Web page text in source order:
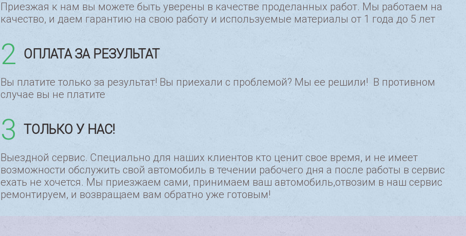
Приезжая к нам вы можете быть уверены в качестве проделанных работ. Мы работаем на
качество, и даем гарантию на свою работу и используемые материалы от 1 года до 5 лет
2 ОПЛАТА ЗА РЕЗУЛЬТАТ
Вы платите только за результат! Вы приехали с проблемой? Мы ее решили! В противном
случае вы не платите
3 ТОЛЬКО У НАС!
Выездной сервис. Специально для наших клиентов кто ценит свое время, и не имеет
возможности обслужить свой автомобиль в течении рабочего дня а после работы в сервис
ехать не хочется. Мы приезжаем сами, принимаем ваш автомобиль,отвозим в наш сервис
ремонтируем, и возвращаем вам обратно уже готовым!